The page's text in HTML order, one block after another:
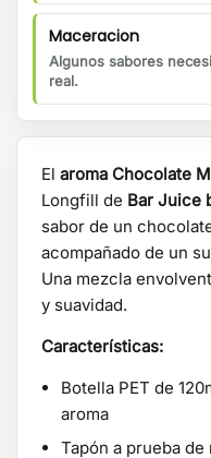
Maceracion
Algunos sabores
real.
El aroma Chocolate
Longfill de Bar Juice
sabor de un
acompañado de un
Una mezcla
y suavidad.
Características:
Botella PET de
aroma
Tapón a prueba de